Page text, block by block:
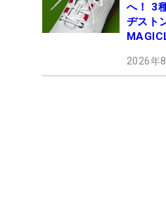
へ！ 3
ヂスト
2026年